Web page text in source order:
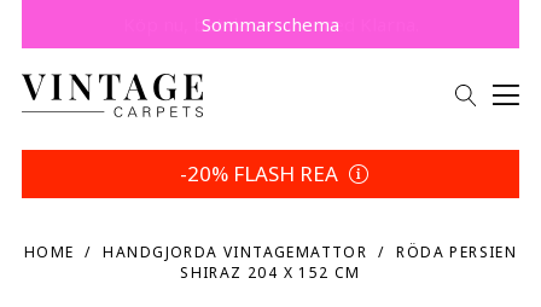
Spara 5 % | Dina returvillkor
-20% FLASH REA
HOME HANDGJORDA VINTAGEMATTOR
RÖDA PERSIEN
SHIRAZ 204 X 152 CM